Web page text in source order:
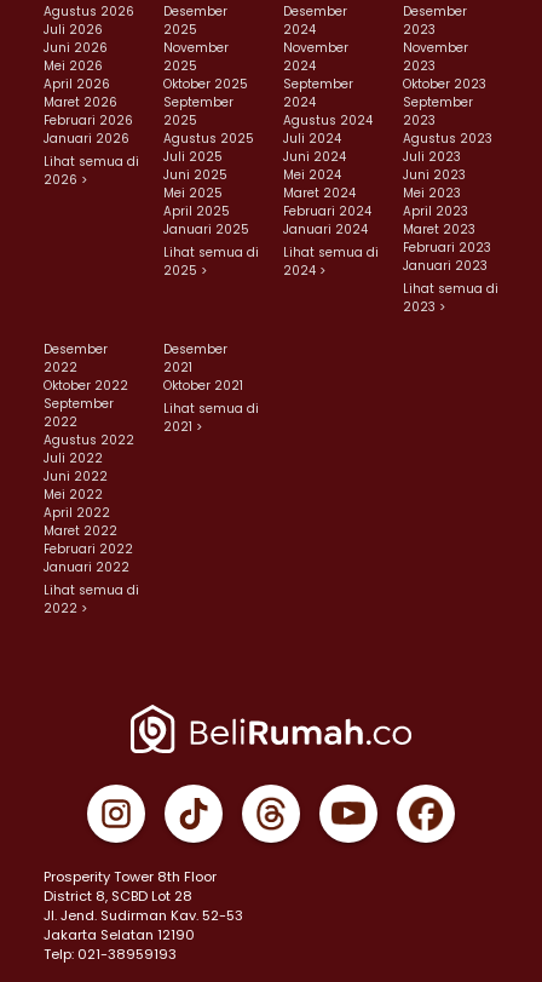
Agustus 2026
Juli 2026
Juni 2026
Mei 2026
April 2026
Maret 2026
Februari 2026
Januari 2026
Lihat semua di
2026 >
Desember
2025
November
2025
Oktober 2025
September
2025
Agustus 2025
Juli 2025
Juni 2025
Mei 2025
April 2025
Januari 2025
Lihat semua di
2025 >
Desember
2024
November
2024
September
2024
Agustus 2024
Juli 2024
Juni 2024
Mei 2024
Maret 2024
Februari 2024
Januari 2024
Lihat semua di
2024 >
Desember
2023
November
2023
Oktober 2023
September
2023
Agustus 2023
Juli 2023
Juni 2023
Mei 2023
April 2023
Maret 2023
Februari 2023
Januari 2023
Lihat semua di
2023 >
Desember
2022
Oktober 2022
September
2022
Agustus 2022
Juli 2022
Juni 2022
Mei 2022
April 2022
Maret 2022
Februari 2022
Januari 2022
Lihat semua di
2022 >
Desember
2021
Oktober 2021
Lihat semua di
2021 >
Prosperity Tower 8th Floor
District 8, SCBD Lot 28
JI. Jend. Sudirman Kav. 52-53
Jakarta Selatan 12190
Telp: 021-38959193